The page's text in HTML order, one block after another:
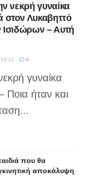
νεκρή γυναίκα
στον Λυκαβηττό
Ισιδώρων – Αυτή
0
γυναίκα
Ποια ήταν και
που θα
αποκάλυψη